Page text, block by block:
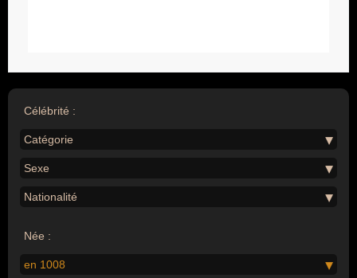
Célébrité :
Catégorie
Sexe
Nationalité
Née :
en 1008